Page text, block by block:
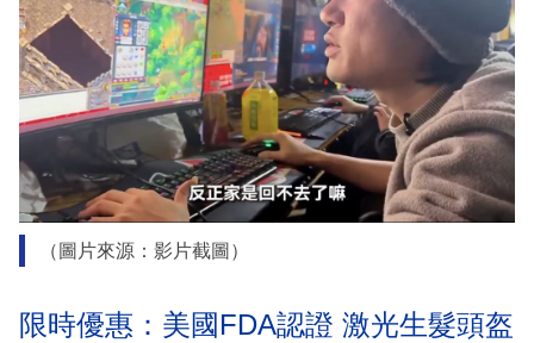
（圖片來源：影片截圖）
限時優惠：美國FDA認證 激光生髮頭盔